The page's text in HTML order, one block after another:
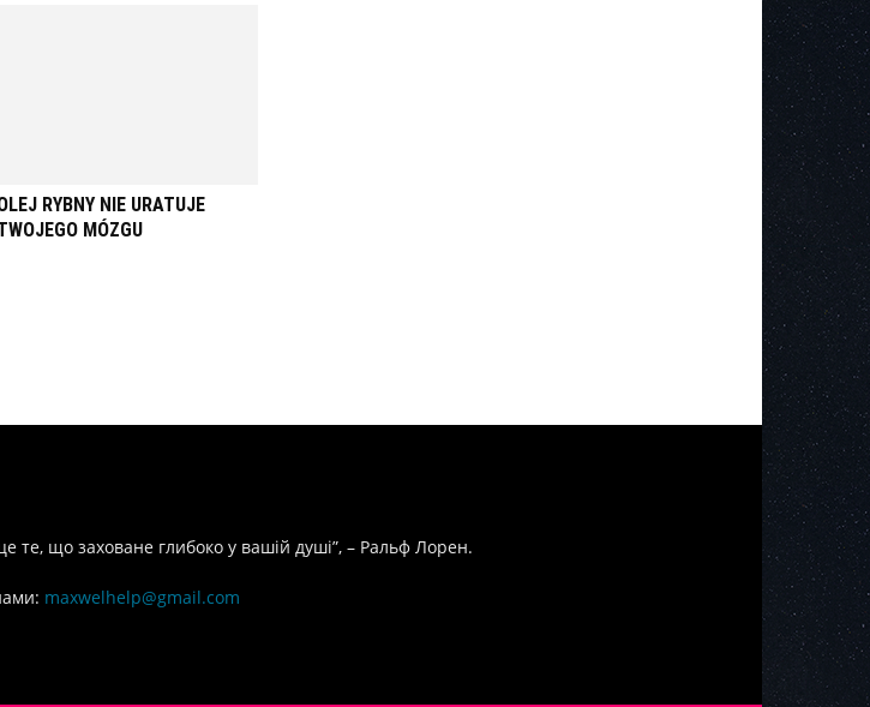
RYBNY NIE URATUJE
MÓZGU
те, що заховане глибоко у вашій душі”, – Ральф Лорен.
maxwelhelp@gmail.com